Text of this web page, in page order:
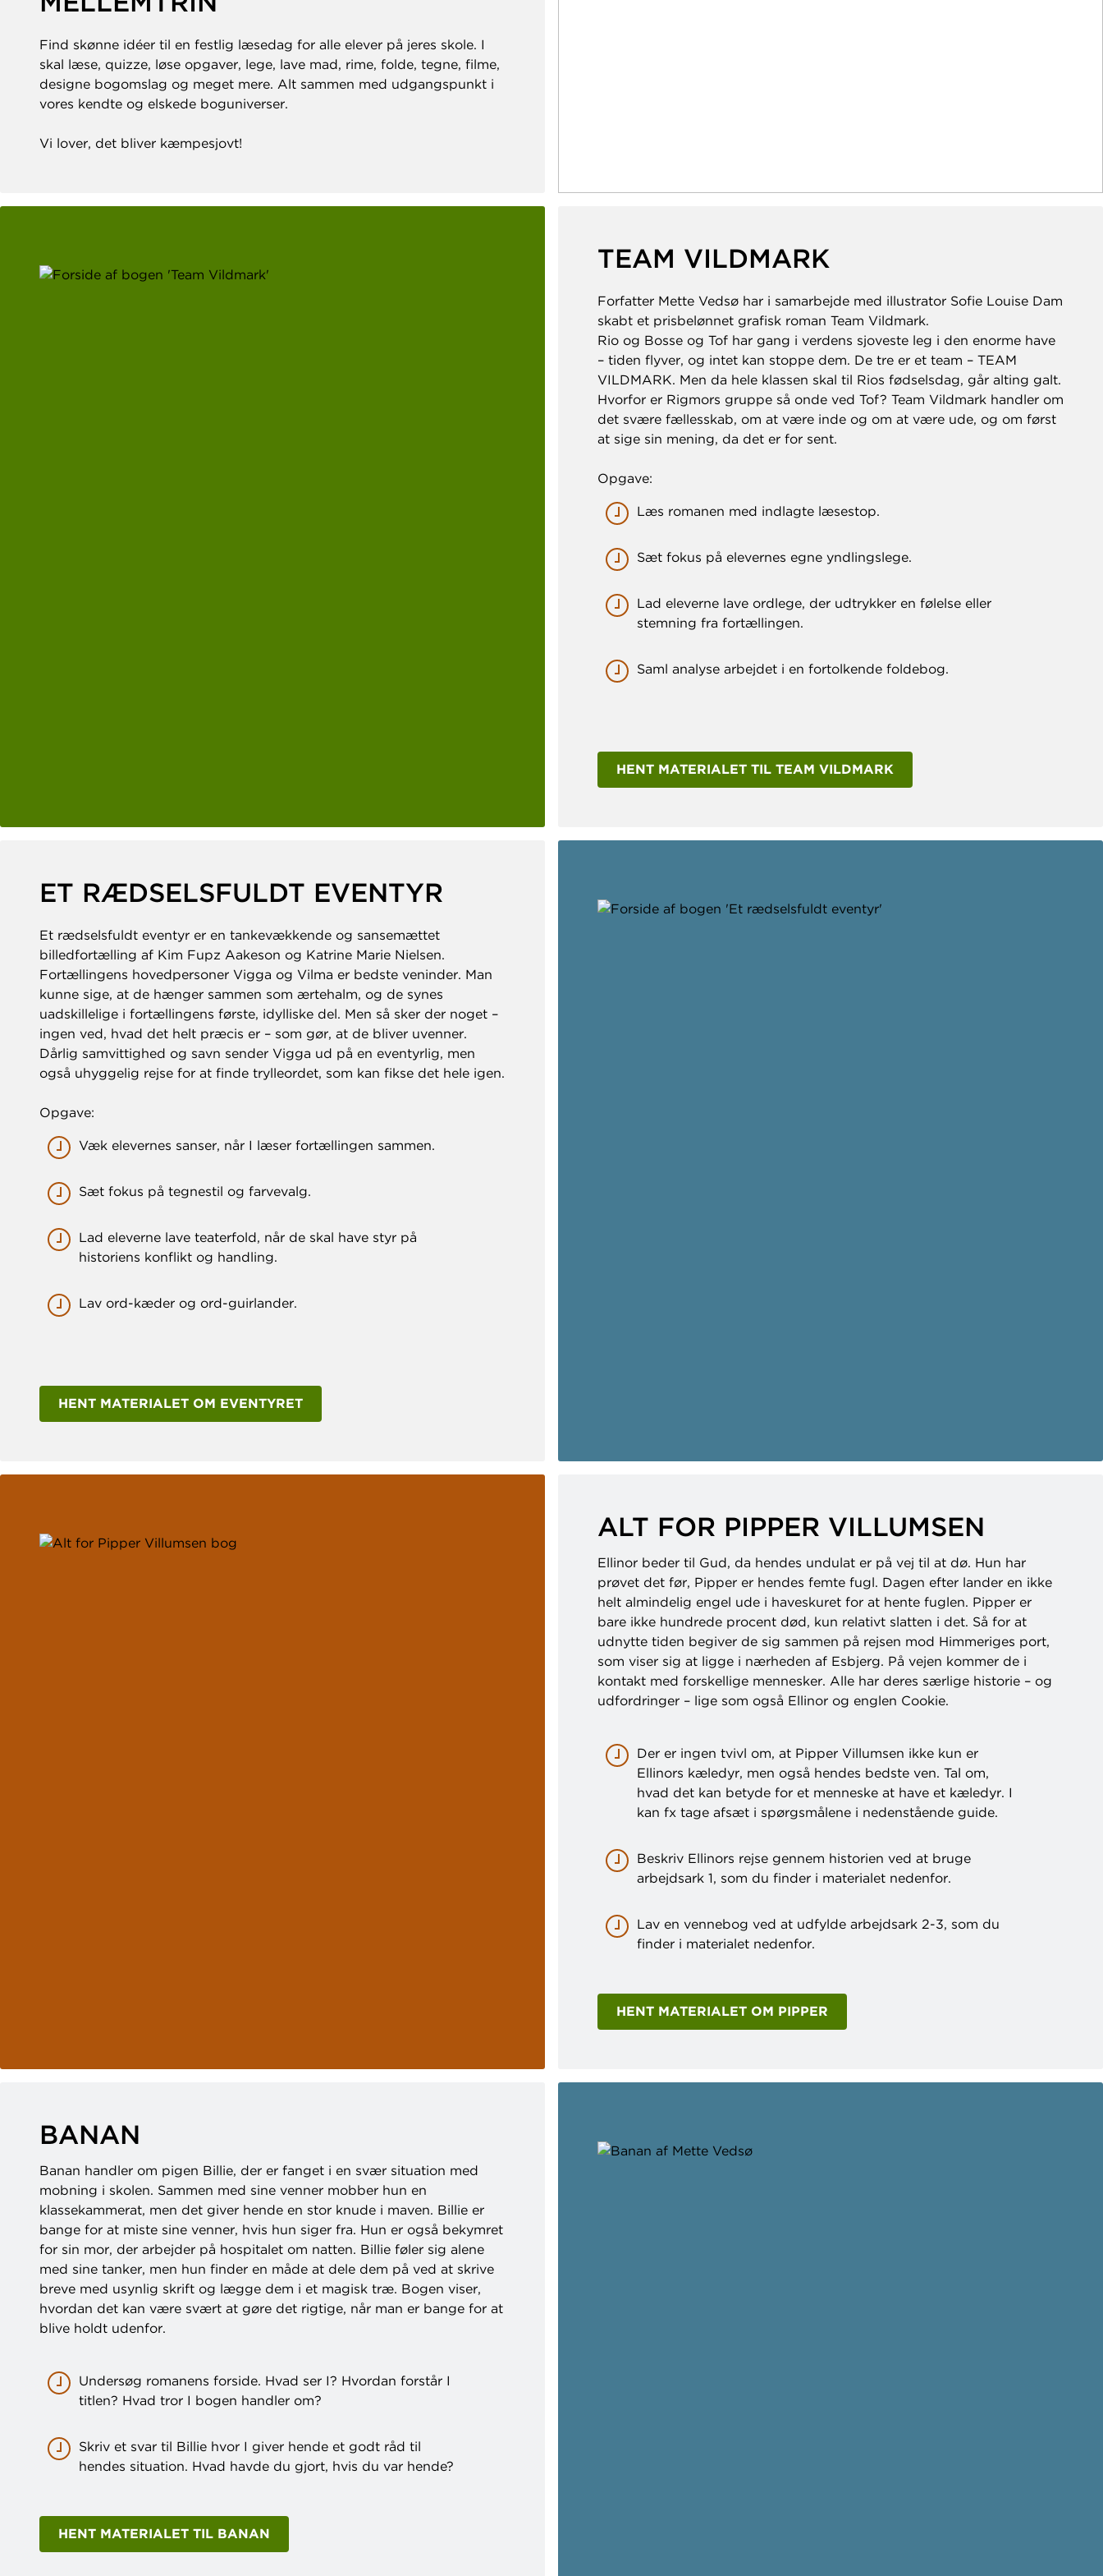
Find skønne idéer til en festlig læsedag for alle elever på jeres skole. I
skal læse, quizze, løse opgaver, lege, lave mad, rime, folde, tegne, filme,
designe bogomslag og meget mere. Alt sammen med udgangspunkt i
vores kendte og elskede boguniverser.
Vi lover, det bliver kæmpesjovt!
TEAM VILDMARK
Forfatter Mette Vedsø har i samarbejde med illustrator Sofie Louise Dam
skabt et prisbelønnet grafisk roman Team Vildmark.
Rio og Bosse og Tof har gang i verdens sjoveste leg i den enorme have
– tiden flyver, og intet kan stoppe dem. De tre er et team – TEAM
VILDMARK. Men da hele klassen skal til Rios fødselsdag, går alting galt.
Hvorfor er Rigmors gruppe så onde ved Tof? Team Vildmark handler om
det svære fællesskab, om at være inde og om at være ude, og om først
at sige sin mening, da det er for sent.
Opgave:
Læs romanen med indlagte læsestop.
Sæt fokus på elevernes egne yndlingslege.
Lad eleverne lave ordlege, der udtrykker en følelse eller
stemning fra fortællingen.
Saml analyse arbejdet i en fortolkende foldebog.
HENT MATERIALET TIL TEAM VILDMARK
ET RÆDSELSFULDT EVENTYR
Et rædselsfuldt eventyr er en tankevækkende og sansemættet
billedfortælling af Kim Fupz Aakeson og Katrine Marie Nielsen.
Fortællingens hovedpersoner Vigga og Vilma er bedste veninder. Man
kunne sige, at de hænger sammen som ærtehalm, og de synes
uadskillelige i fortællingens første, idylliske del. Men så sker der noget –
ingen ved, hvad det helt præcis er – som gør, at de bliver uvenner.
Dårlig samvittighed og savn sender Vigga ud på en eventyrlig, men
også uhyggelig rejse for at finde trylleordet, som kan fikse det hele igen.
Opgave:
Væk elevernes sanser, når I læser fortællingen sammen.
Sæt fokus på tegnestil og farvevalg.
Lad eleverne lave teaterfold, når de skal have styr på
historiens konflikt og handling.
Lav ord-kæder og ord-guirlander.
HENT MATERIALET OM EVENTYRET
ALT FOR PIPPER VILLUMSEN
Ellinor beder til Gud, da hendes undulat er på vej til at dø. Hun har
prøvet det før, Pipper er hendes femte fugl. Dagen efter lander en ikke
helt almindelig engel ude i haveskuret for at hente fuglen. Pipper er
bare ikke hundrede procent død, kun relativt slatten i det. Så for at
udnytte tiden begiver de sig sammen på rejsen mod Himmeriges port,
som viser sig at ligge i nærheden af Esbjerg. På vejen kommer de i
kontakt med forskellige mennesker. Alle har deres særlige historie – og
udfordringer – lige som også Ellinor og englen Cookie.
Der er ingen tvivl om, at Pipper Villumsen ikke kun er
Ellinors kæledyr, men også hendes bedste ven. Tal om,
hvad det kan betyde for et menneske at have et kæledyr. I
kan fx tage afsæt i spørgsmålene i nedenstående guide.
Beskriv Ellinors rejse gennem historien ved at bruge
arbejdsark 1, som du finder i materialet nedenfor.
Lav en vennebog ved at udfylde arbejdsark 2-3, som du
finder i materialet nedenfor.
HENT MATERIALET OM PIPPER
BANAN
Banan handler om pigen Billie, der er fanget i en svær situation med
mobning i skolen. Sammen med sine venner mobber hun en
klassekammerat, men det giver hende en stor knude i maven. Billie er
bange for at miste sine venner, hvis hun siger fra. Hun er også bekymret
for sin mor, der arbejder på hospitalet om natten. Billie føler sig alene
med sine tanker, men hun finder en måde at dele dem på ved at skrive
breve med usynlig skrift og lægge dem i et magisk træ. Bogen viser,
hvordan det kan være svært at gøre det rigtige, når man er bange for at
blive holdt udenfor.
Undersøg romanens forside. Hvad ser I? Hvordan forstår I
titlen? Hvad tror I bogen handler om?
Skriv et svar til Billie hvor I giver hende et godt råd til
hendes situation. Hvad havde du gjort, hvis du var hende?
HENT MATERIALET TIL BANAN